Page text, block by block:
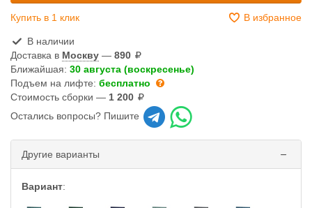
Купить в 1 клик В избранное
В наличии
Доставка в Москву — 890
Ближайшая: 30 августа (воскресенье)
Подъем на лифте: бесплатно
Стоимость сборки — 1 200
Остались вопросы? Пишите
Другие варианты
Вариант: